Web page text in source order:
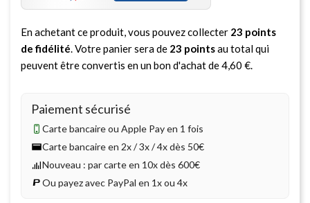
En achetant ce produit, vous pouvez collecter 23 points
de fidélité. Votre panier sera de 23 pointsau total qui
peuvent être convertis en un bon d'achat de4,60 €.
Paiement sécurisé
Carte bancaire ou Apple Pay en 1 fois
Carte bancaire en 2x / 3x / 4x dès 50€
Nouveau : par carte en 10x dès 600€
Ou payez avec PayPal en 1x ou 4x